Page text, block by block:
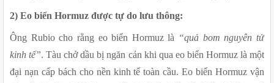
2) Eo biển Hormuz được tự do lưu thông:
Ông Rubio cho rằng eo biển Hormuz là “quả bom nguyên tử
kinh tế”. Tàu chở dầu bị ngăn cản khi qua eo biển Hormuz là một
đại nạn cấp bách cho nền kinh tế toàn cầu. Eo biển Hormuz vận